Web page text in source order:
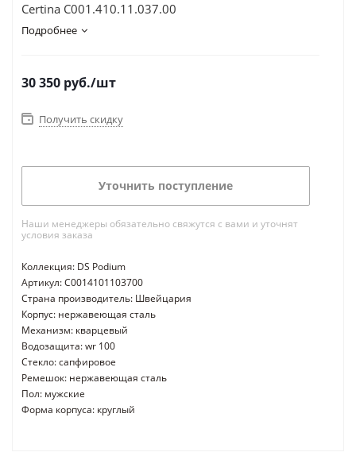
Certina C001.410.11.037.00
Подробнее
30 350 руб./шт
Получить скидку
Уточнить поступление
Наши менеджеры обязательно свяжутся с вами и уточнят
условия заказа
Коллекция: DS Podium
Артикул: C0014101103700
Страна производитель: Швейцария
Корпус: нержавеющая сталь
Механизм: кварцевый
Водозащита: wr 100
Стекло: сапфировое
Ремешок: нержавеющая сталь
Пол: мужские
Форма корпуса: круглый